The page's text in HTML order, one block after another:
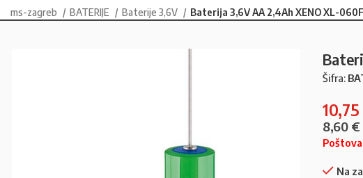
ms-zagreb BATERIJE Baterije 3,6V Baterija 3,6V AA 2,4Ah XENO XL-
Šifra:
10,75
8,60 €
Na